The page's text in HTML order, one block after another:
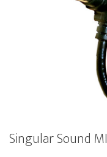
Singular Sound